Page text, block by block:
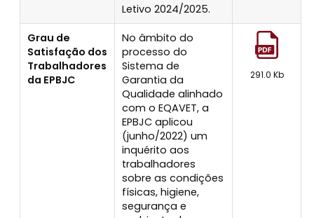
Letivo 2024/2025.
Grau de
Satisfação dos
Trabalhadores
da EPBJC
No âmbito do
processo do
Sistema de
Garantia da
Qualidade alinhado
com o EQAVET, a
EPBJC aplicou
(junho/2022) um
inquérito aos
trabalhadores
sobre as condições
físicas, higiene,
segurança e
291.0 Kb